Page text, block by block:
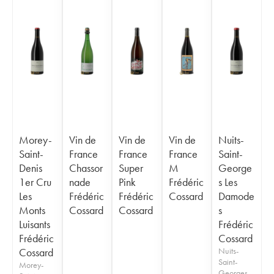
Morey-
Saint-
Denis
1er Cru
Les
Monts
Luisants
Frédéric
Cossard
Morey-
Vin de
France
Chassor
nade
Frédéric
Cossard
Vin de
France
Super
Pink
Frédéric
Cossard
Vin de
France
M
Frédéric
Cossard
Nuits-
Saint-
George
s Les
Damode
s
Frédéric
Cossard
Nuits-
Saint-